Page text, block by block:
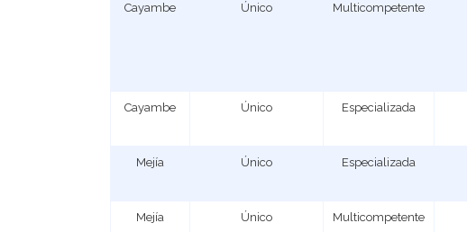
Cayambe Único Multicompetente
Cayambe Único Especializada
Mejía Único Especializada
Mejía Único Multicompetente